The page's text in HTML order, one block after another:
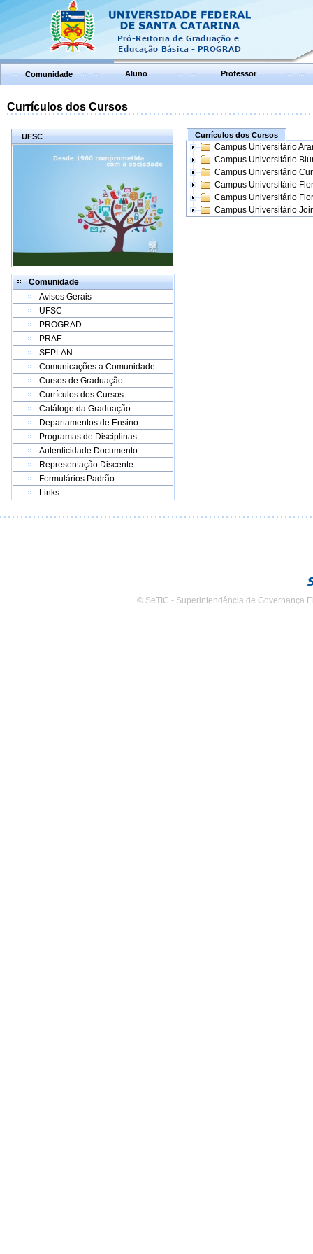
Comunidade Aluno Professor
Currículos dos Cursos
UFSC
Comunidade
Avisos Gerais
UFSC
PROGRAD
PRAE
SEPLAN
Comunicações a Comunidade
Cursos de Graduação
Currículos dos Cursos
Catálogo da Graduação
Departamentos de Ensino
Programas de Disciplinas
Autenticidade Documento
Representação Discente
Formulários Padrão
Links
Currículos dos Cursos
Campus Universitário
Campus Universitário
Campus Universitário
Campus Universitário
Campus Universitário
Campus Universitário
© SeTIC - Superintendência de Governança